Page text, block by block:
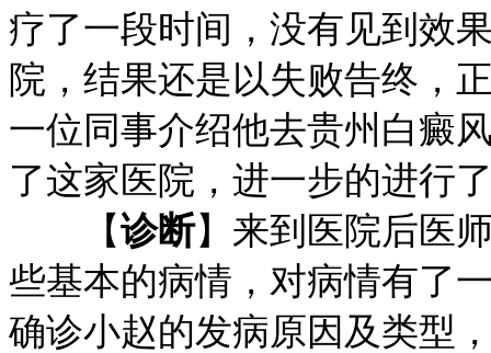
疗了一段时间，没有见到效
院，结果还是以失败告终，
一位同事介绍他去贵州白癜
了这家医院，进一步的进行
【诊断】来到医院后医
些基本的病情，对病情有了
确诊小赵的发病原因及类型